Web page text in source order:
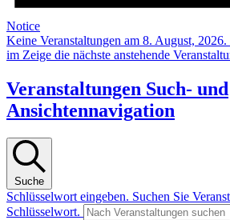
Notice
Keine Veranstaltungen am 8. August,
im Zeige die nächste anstehende
Veranstaltungen Such- und
Ansichtennavigation
Suche
Schlüsselwort eingeben. Suchen Sie
Schlüsselwort.